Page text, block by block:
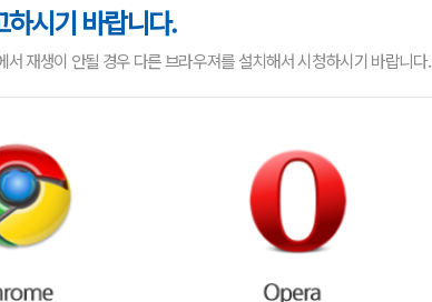
시기 바랍니다.
재생이 안될 경우 다른 브라우져를 설치해서 시청하시기 바랍니다.